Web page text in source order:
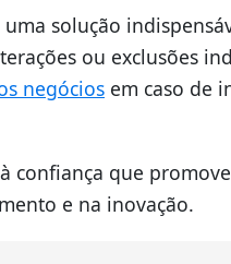
solução
ou exclusões
negócios em caso de
confiança que
e na inovação.